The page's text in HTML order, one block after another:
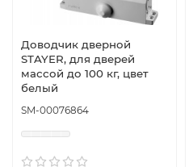
Доводчик дверной
STAYER, для дверей
массой до 100 кг, цвет
белый
SM-00076864